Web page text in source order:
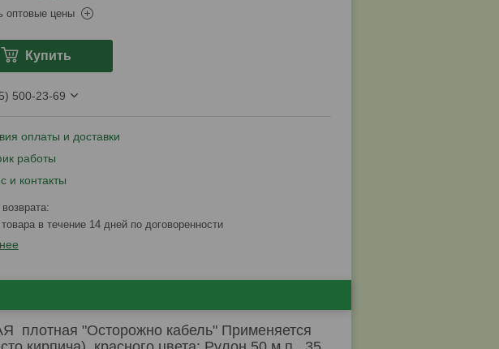
оптовые цены
Купить
500-23-69
оплаты и доставки
работы
и контакты
товара в течение 14 дней по договоренности
"Осторожно кабель" Применяется